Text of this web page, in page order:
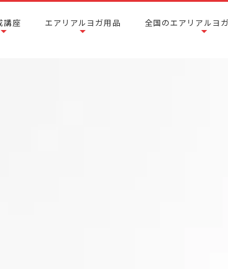
全国のエアリアルヨ
エアリアルヨガ用品
講座